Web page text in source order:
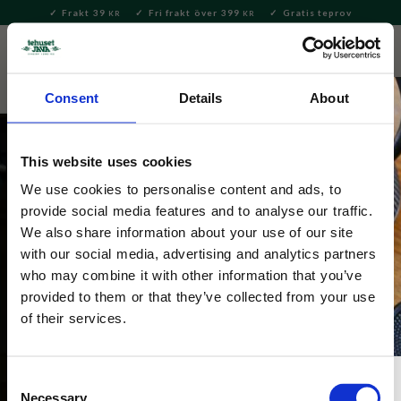
Consent Details About
This website uses cookies
We use cookies to personalise content and ads, to
provide social media features and to analyse our traffic.
We also share information about your use of our site
with our social media, advertising and analytics partners
who may combine it with other information that you’ve
provided to them or that they’ve collected from your use
of their services.
Necessary
Meny
Frakt 39 KR Fri frakt över 399 KR Gratis teprov
Hem och inredningsdetaljer
Praktiska produkter och fina detaljer för hem, badrum
och kök. Utforska doftljus, kökshanddukar, tvålar,
lyktor och andra utvalda vardagsfavoriter.